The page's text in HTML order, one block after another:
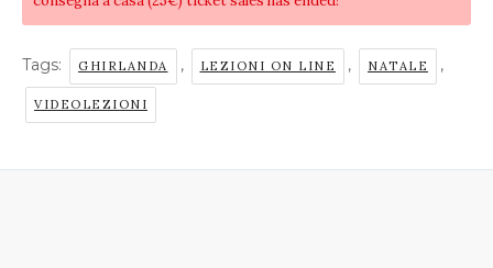
Tags: GHIRLANDA , LEZIONI ON LINE , NATALE ,
VIDEOLEZIONI